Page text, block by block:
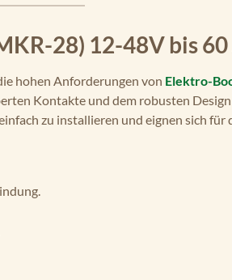
28) 12-48V bis
hohen Anforderungen von Elektro-
Kontakte und dem robusten
zu installieren und eignen sich